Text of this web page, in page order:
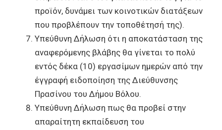
προϊόν, δυνάμει των κοινοτικών διατάξεων
που προβλέπουν την τοποθέτησή της).
Υπεύθυνη Δήλωση ότι η αποκατάσταση της
αναφερόμενης βλάβης θα γίνεται το πολύ
εντός δέκα (10) εργασίμων ημερών από την
έγγραφή ειδοποίηση της Διεύθυνσης
Πρασίνου του Δήμου Βόλου.
Υπεύθυνη Δήλωση πως θα προβεί στην
απαραίτητη εκπαίδευση του